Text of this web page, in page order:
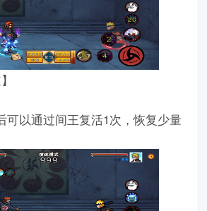
可以通过间王复活1次，恢复少量